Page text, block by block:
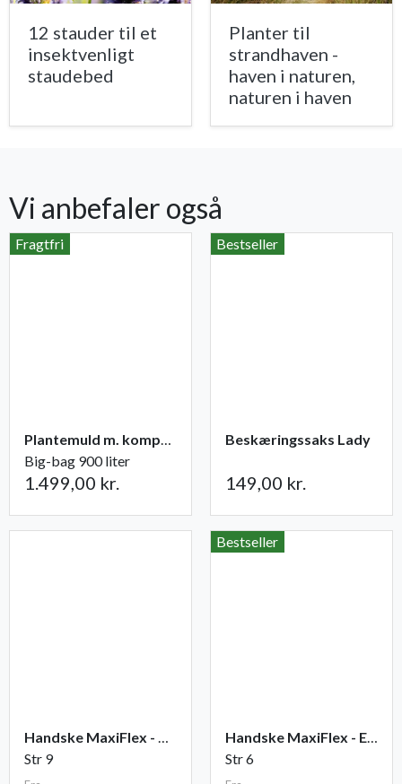
12 stauder til et
insektvenligt
staudebed
Planter til
strandhaven -
haven i naturen,
naturen i haven
Vi anbefaler også
Fragtfri
Plantemuld m. kompost fra Champost
Big-bag 900 liter
1.499,00 kr.
Bestseller
Beskæringssaks Lady
149,00 kr.
Handske MaxiFlex - Ultimate
Str 9
Bestseller
Handske MaxiFlex - Endurance
Str 6